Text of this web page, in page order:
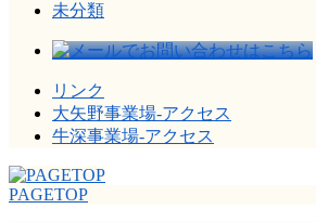
未分類
リンク
大矢野事業場-アクセス
牛深事業場-アクセス
PAGETOP